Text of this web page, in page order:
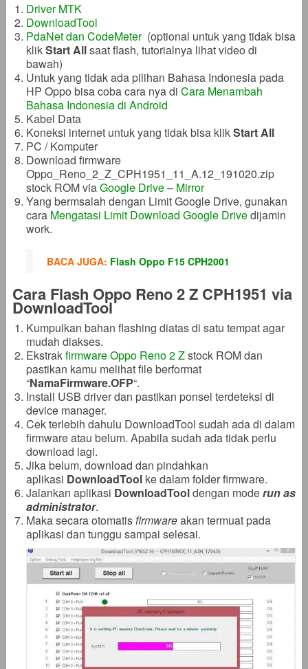
Driver MTK
DownloadTool
PdaNet dan CodeMeter(optional untuk yang tidak bisa
klikStart Allsaat flash, tutorialnya lihat video di
bawah)
Untuk yang tidak ada pilihan Bahasa Indonesia pada
HP Oppo bisa coba cara nya di Cara Menambah
Bahasa Indonesia di Android
Kabel Data
Koneksi internet untuk yang tidak bisa klikStart All
PC / Komputer
Download firmware
Oppo_Reno_2_Z_CPH1951_11_A.12_191020.zip
stock ROM viaGoogle Drive– Mirror
Yang bermsalah dengan Limit Google Drive, gunakan
cara Mengatasi Limit Download Google Drivedijamin
work.
BACA JUGA: Flash Oppo F15 CPH2001
Cara Flash Oppo Reno 2 Z CPH1951 via
DownloadTool
Kumpulkan bahan flashing diatas di satu tempat agar
mudah diakses.
Ekstrakfirmware Oppo Reno 2 Zstock ROM dan
pastikan kamu melihat file berformat
“NamaFirmware.OFP“.
Install USB driver dan pastikan ponsel terdeteksi di
device manager.
Cek terlebih dahulu DownloadTool sudah ada di dalam
firmware atau belum. Apabila sudah ada tidak perlu
download lagi.
Jika belum, download dan pindahkan
aplikasi DownloadToolke dalam folder firmware.
Jalankan aplikasi DownloadTooldengan moderun as
administrator.
Maka secara otomatisfirmwareakan termuat pada
aplikasi dan tunggu sampai selesai.